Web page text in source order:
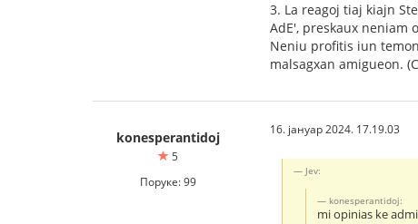
3. La reagoj tiaj kiajn
AdE', preskaux neniam
Neniu profitis iun
malsagxan amigueon.
konesperantidoj
5
Поруке: 99
16. јануар 2024. 17.19.03
Jev:
konesperantidoj:
mi opinias ke